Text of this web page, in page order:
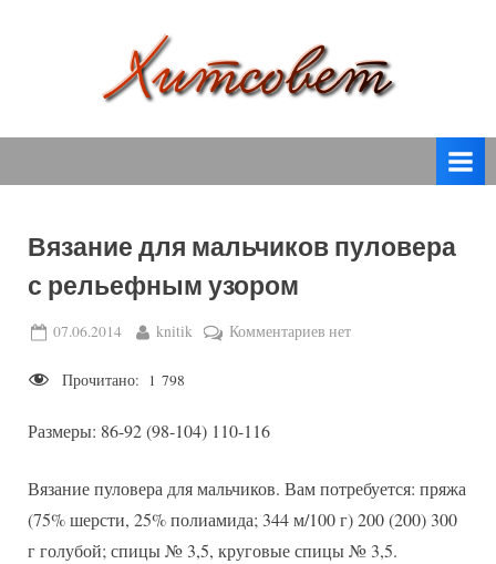
т
о
в
е
спицами,
крючком,
вязаные
модели
с
описанием
Вязание для мальчиков пуловера
с рельефным узором
Posted
07.06.2014 By
knitik Комментариевк
с
узором
нет
Прочитано: 1 798
Размеры: 86-92 (98-104) 110-116
Вязание пуловера для мальчиков. Вам потребуется: пряжа
(75% шерсти, 25% полиамида; 344 м/100 г) 200 (200) 300
г голубой; спицы № 3,5, круговые спицы № 3,5.